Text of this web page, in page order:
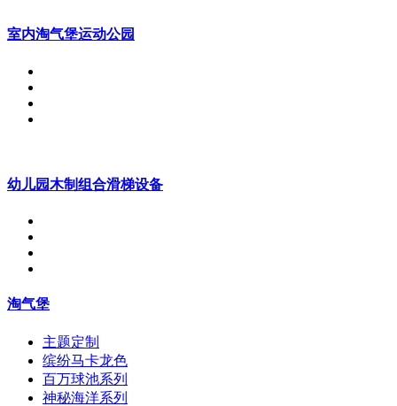
室内淘气堡运动公园
幼儿园木制组合滑梯设备
淘气堡
主题定制
缤纷马卡龙色
百万球池系列
神秘海洋系列